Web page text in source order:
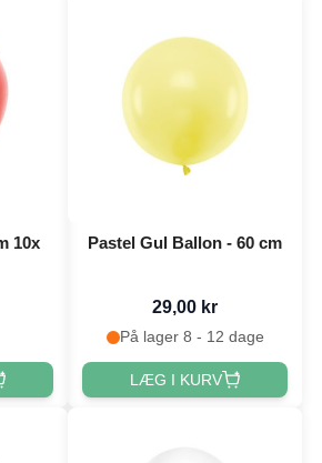
10x Pastel Gul Ballon - 60 cm
29,00 kr
På lager 8 - 12 dage
LÆG I KURV